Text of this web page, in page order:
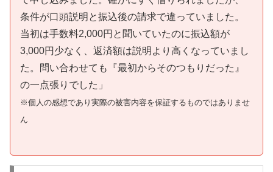
条件が口頭説明と振込後の請求で違っていました。
当初は手数料2,000円と聞いていたのに振込額が
3,000円少なく、返済額は説明より高くなっていまし
た。問い合わせても『最初からそのつもりだった』
の一点張りでした」
※個人の感想であり実際の被害内容を保証するものではありませ
ん